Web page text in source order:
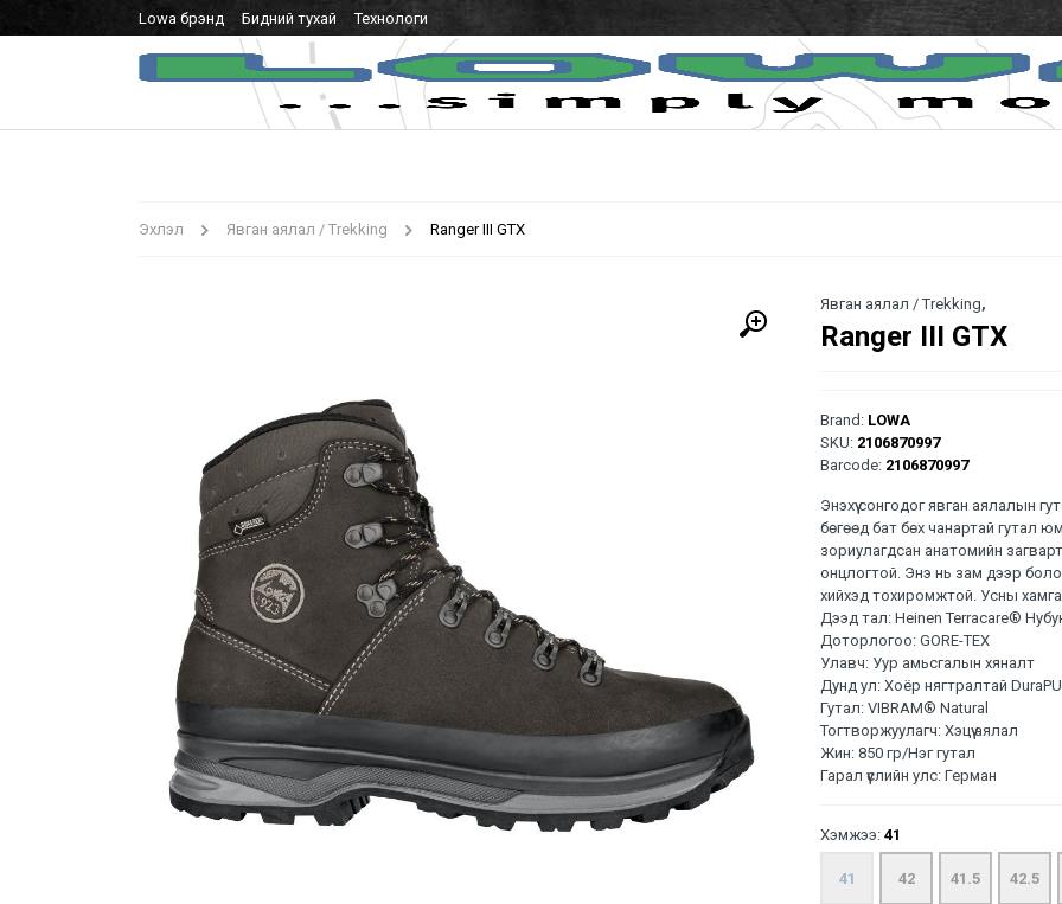
Lowa брэнд Бидний тухай Технологи
Эхлэл Явган аялал / Trekking Ranger III GTX
Явган аялал / Trekking,
Ranger III GTX
Brand: LOWA
SKU: 2106870997
Barcode: 2106870997
Энэхүү сонгодог явган аялалын
бөгөөд бат бөх чанартай гутал
зориулагдсан анатомийн
онцлогтой. Энэ нь зам дээр
хийхэд тохиромжтой. Усны
Дээд тал: Heinen Terracare®
Доторлогоо: GORE-TEX
Улавч: Уур амьсгалын хяналт
Дунд ул: Хоёр нягтралтай
Гутал: VIBRAM® Natural
Тогтворжуулагч: Хэцүү аялал
Жин: 850 гр/Нэг гутал
Гарал үүслийн улс: Герман
Хэмжээ: 41
41 42 41.5 42.5